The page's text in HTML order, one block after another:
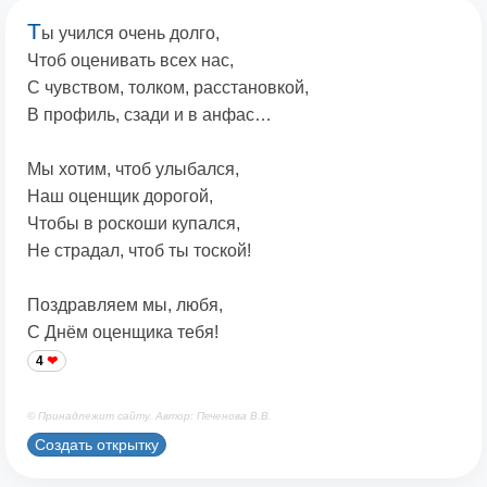
Ты учился очень долго,
Чтоб оценивать всех нас,
С чувством, толком, расстановкой,
В профиль, сзади и в анфас…
Мы хотим, чтоб улыбался,
Наш оценщик дорогой,
Чтобы в роскоши купался,
Не страдал, чтоб ты тоской!
Поздравляем мы, любя,
С Днём оценщика тебя!
4
© Принадлежит сайту. Автор: Печенова В.В.
Создать открытку